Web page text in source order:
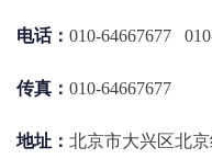
电话： 010-64667677
传真： 010-64667677
地址： 北京市大兴区北